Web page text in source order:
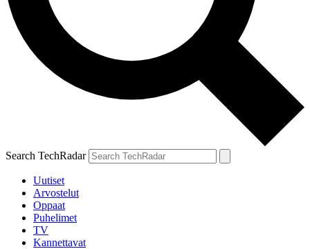
Search TechRadar
Uutiset
Arvostelut
Oppaat
Puhelimet
TV
Kannettavat